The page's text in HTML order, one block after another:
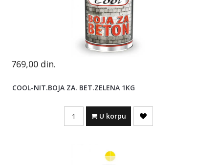
769,00 din.
COOL-NIT.BOJA ZA. BET.ZELENA 1KG
U korpu